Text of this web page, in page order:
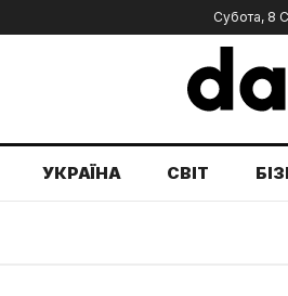
Субота, 8
УКРАЇНА СВІТ